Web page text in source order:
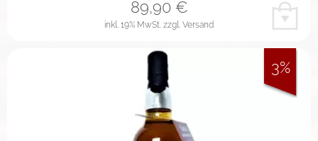
inkl. 19% MwSt. zzgl. Versand
89,90€
3%